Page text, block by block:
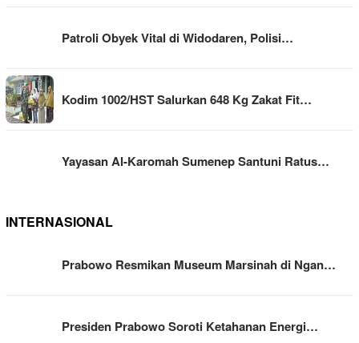
Patroli Obyek Vital di Widodaren, Polisi…
Kodim 1002/HST Salurkan 648 Kg Zakat Fit…
Yayasan Al-Karomah Sumenep Santuni Ratus…
INTERNASIONAL
Prabowo Resmikan Museum Marsinah di Ngan…
Presiden Prabowo Soroti Ketahanan Energi…